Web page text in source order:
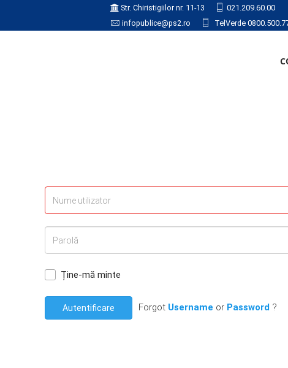
Str. Chiristigiilor nr. 11-13
021.209.60.00
infopublice@ps2.ro
TelVerde
Ține-mă minte
Autentificare Forgot Username or Password?